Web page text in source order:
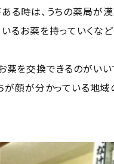
る時は、うちの薬局が
るお薬を持っていくなど
を交換できるのがいい
が顔が分かっている地